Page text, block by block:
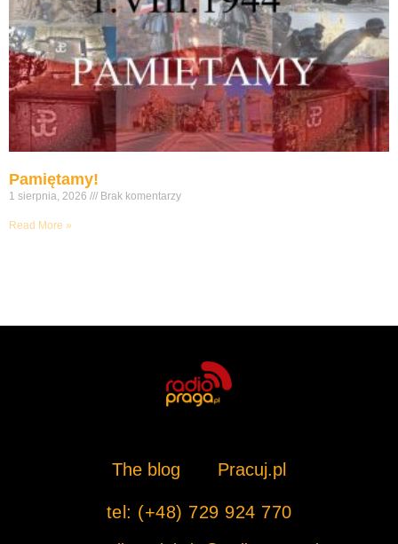
Pamiętamy!
1 sierpnia, 2026 Brak komentarzy
Read More »
The blog Pracuj.pl
tel: (+48) 729 924 770